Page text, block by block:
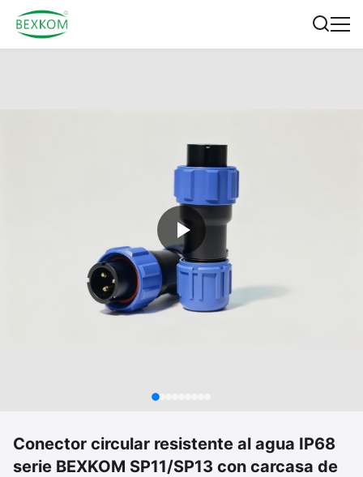
Conector circular resistente al agua IP68
serie BEXKOM SP11/SP13 con carcasa de